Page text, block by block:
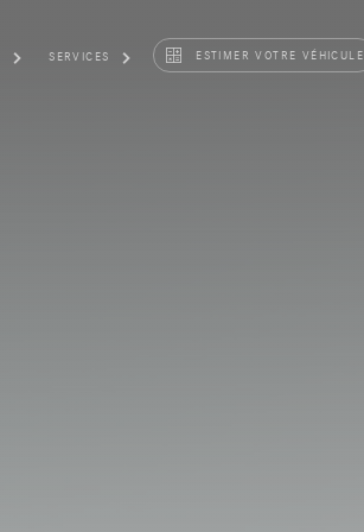
SERVICES ESTIMER VOTRE VÉHICULE